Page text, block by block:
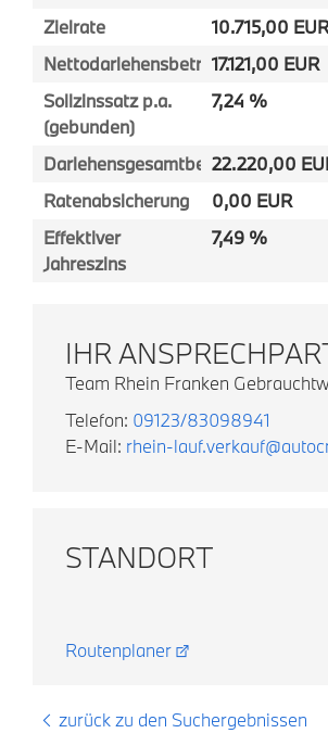
Zielrate
10.715,00 EUR
Nettodarlehensbetrag17.121,00 EUR
Sollzinssatz p.a.
(gebunden)
7,24 %
Darlehensgesamtbetrag22.220,00
Ratenabsicherung
0,00 EUR
Effektiver
Jahreszins
7,49 %
IHR
Team Rhein Franken
Telefon: 09123/83098941
E-Mail: rhein-
STANDORT
Routenplaner
zurück zu den Suchergebnissen